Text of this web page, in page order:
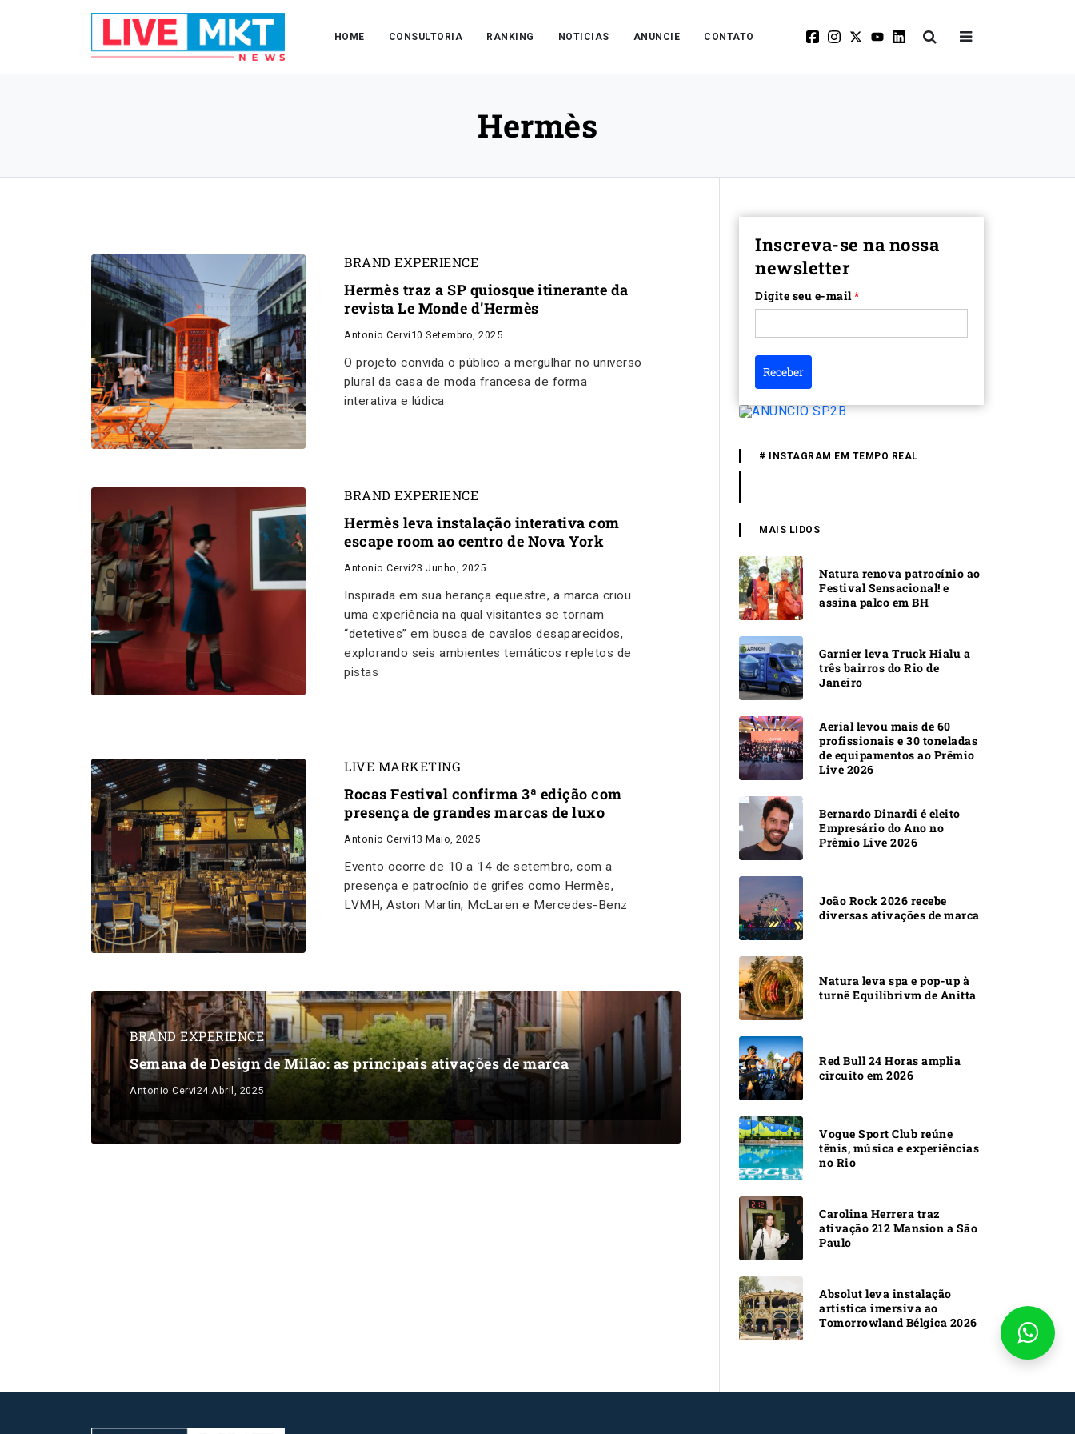
HOME CONSULTORIA RANKING NOTICIAS ANUNCIE CONTATO
Hermès
BRAND EXPERIENCE
Hermès traz a SP quiosque itinerante da
revista Le Monde d’Hermès
Antonio Cervi 10 Setembro, 2025
O projeto convida o público a mergulhar no universo
plural da casa de moda francesa de forma
interativa e lúdica
BRAND EXPERIENCE
Hermès leva instalação interativa com
escape room ao centro de Nova York
Antonio Cervi23 Junho, 2025
Inspirada em sua herança equestre, a marca criou
uma experiência na qual visitantes se tornam
“detetives” em busca de cavalos desaparecidos,
explorando seis ambientes temáticos repletos de
pistas
LIVE MARKETING
Rocas Festival confirma 3ª edição com
presença de grandes marcas de luxo
Antonio Cervi 13 Maio, 2025
Evento ocorre de 10 a 14 de setembro, com a
presença e patrocínio de grifes como Hermès,
LVMH, Aston Martin, McLaren e Mercedes-Benz
BRAND EXPERIENCE
Semana de Design de Milão: as principais ativações de marca
Antonio Cervi24 Abril, 2025
Inscreva-se na nossa
newsletter
Digite seu e-mail*
Receber
# INSTAGRAM EM TEMPO REAL
MAIS LIDOS
Natura renova patrocínio ao
Festival Sensacional! e
assina palco em BH
Garnier leva Truck Hialu a
três bairros do Rio de
Janeiro
Aerial levou mais de 60
profissionais e 30 toneladas
de equipamentos ao Prêmio
Live 2026
Bernardo Dinardi é eleito
Empresário do Ano no
Prêmio Live 2026
João Rock 2026 recebe
diversas ativações de marca
Natura leva spa e pop-up à
turnê Equilibrivm de Anitta
Red Bull 24 Horas amplia
circuito em 2026
Vogue Sport Club reúne
tênis, música e experiências
no Rio
Carolina Herrera traz
ativação 212 Mansion a São
Paulo
Absolut leva instalação
artística imersiva ao
Tomorrowland Bélgica 2026